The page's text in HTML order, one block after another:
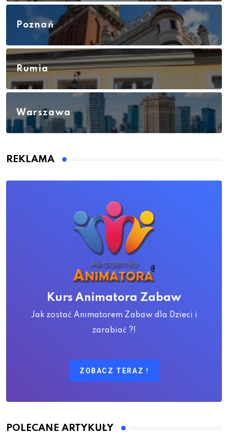
Poznań
Rumia
Warszawa
REKLAMA
Kurs Animatora Zabaw
Jak zostać Animatorem Zabaw dla Dzieci i
zarabiać ?!
ZOBACZ TERAZ !
POLECANE ARTYKUŁY